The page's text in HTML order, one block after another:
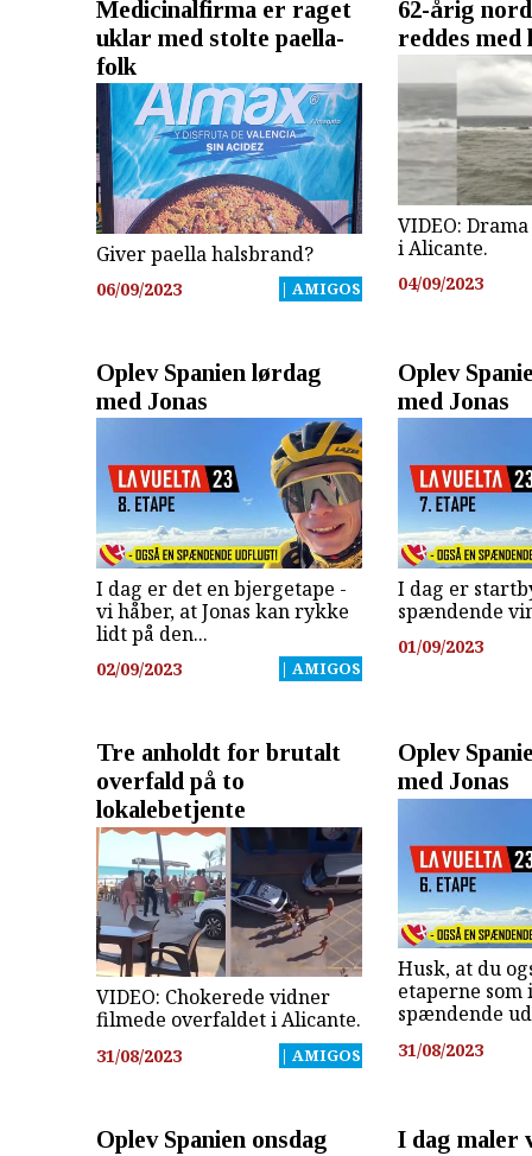
Medicinalfirma er raget
uklar med stolte paella-
folk
Giver paella halsbrand?
06/09/2023 | AMIGOS
62-årig
reddes
VIDEO:
i Alicante.
04/09/2023
Oplev Spanien lørdag
med Jonas
I dag er det en bjergetape -
vi håber, at Jonas kan rykke
lidt på den...
02/09/2023 | AMIGOS
Oplev
med Jonas
I dag er
spændende
01/09/2023
Tre anholdt for brutalt
overfald på to
lokalebetjente
VIDEO: Chokerede vidner
filmede overfaldet i Alicante.
31/08/2023 | AMIGOS
Oplev
med Jonas
Husk, at du
etaperne
spændende
31/08/2023
Oplev Spanien onsdag
I dag maler